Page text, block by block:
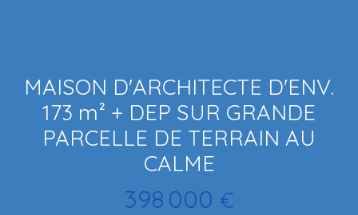
MAISON D'ARCHITECTE D'ENV.
173 m² + DEP SUR GRANDE
PARCELLE DE TERRAIN AU
CALME
398 000 €